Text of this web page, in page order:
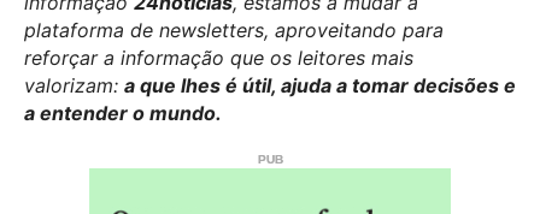
plataforma de newsletters, aproveitando para
reforçar a informação que os leitores mais
valorizam: a que lhes é útil, ajuda a tomar decisões e
a entender o mundo.